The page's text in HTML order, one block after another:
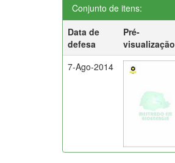
Conjunto de itens:
Data de
defesa
Pré-
visualização
7-Ago-2014